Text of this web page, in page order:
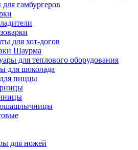
гамбургеров
для хот-догов
Шаурма
для теплового оборудования
для шоколада
пиццы
для ножей